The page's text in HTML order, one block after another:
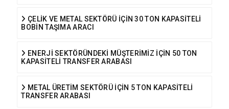
ÇELİK VE METAL SEKTÖRÜ İÇİN 30 TON KAPASİTELİ
BOBİN TAŞIMA ARACI
ENERJİ SEKTÖRÜNDEKİ MÜŞTERİMİZ İÇİN 50 TON
KAPASİTELİ TRANSFER ARABASI
METAL ÜRETİM SEKTÖRÜ İÇİN 5 TON KAPASİTELİ
TRANSFER ARABASI